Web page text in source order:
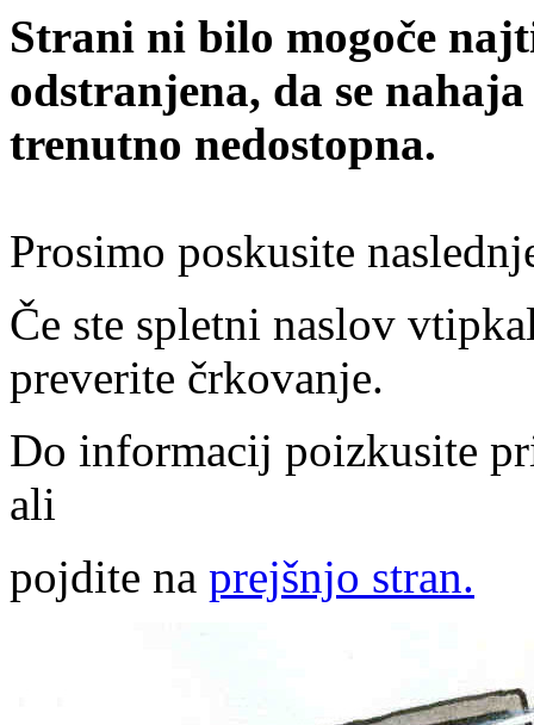
Strani ni bilo mogoče
odstranjena, da se
trenutno nedostopna.
Prosimo poskusite
Če ste spletni naslov
preverite črkovanje.
Do informacij poizkusite
ali
pojdite na prejšnjo stran.